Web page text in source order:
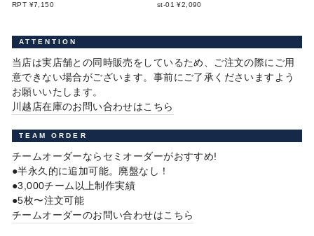
RPT ¥7,150 st-01 ¥2,090
ATTENTION
当店は実店舗との同時販売をしているため、ご注文の際にご用
意できない場合がございます。事前にご了承くださいますよう
お願いいたします。
川越店在庫のお問い合わせはこちら
TEAM ORDER
チームオーダーならセミオーダーがおすすめ!
●半永久的に追加可能。廃盤なし！
●3,000チーム以上制作実績
●5枚〜注文可能
チームオーダーのお問い合わせはこちら